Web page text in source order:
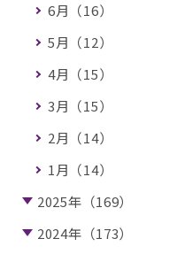
6月（16）
5月（12）
4月（15）
3月（15）
2月（14）
1月（14）
2025年（169）
2024年（173）